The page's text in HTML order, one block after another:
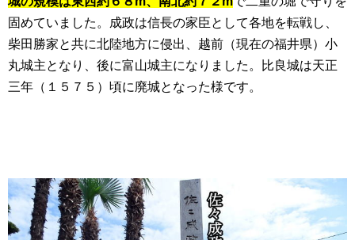
固めていました。成政は信長の家臣として各地を転戦し、
柴田勝家と共に北陸地方に侵出、越前（現在の福井県）小
丸城主となり、後に富山城主になりました。比良城は天正
三年（１５７５）頃に廃城となった様です。